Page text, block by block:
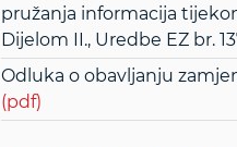
pružanja informacija
Dijelom II., Uredbe EZ br.
Odluka o obavljanju
(pdf)